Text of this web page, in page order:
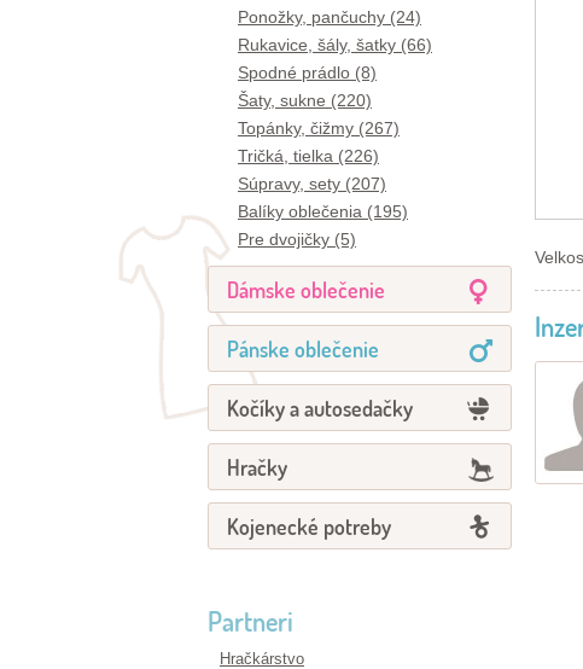
Ponožky, pančuchy (24)
Rukavice, šály, šatky (66)
Spodné prádlo (8)
Šaty, sukne (220)
Topánky, čižmy (267)
Tričká, tielka (226)
Súpravy, sety (207)
Balíky oblečenia (195)
Pre dvojičky (5)
Dámske oblečenie
Pánske oblečenie
Kočíky a autosedačky
Hračky
Kojenecké potreby
Partneri
Hračkárstvo